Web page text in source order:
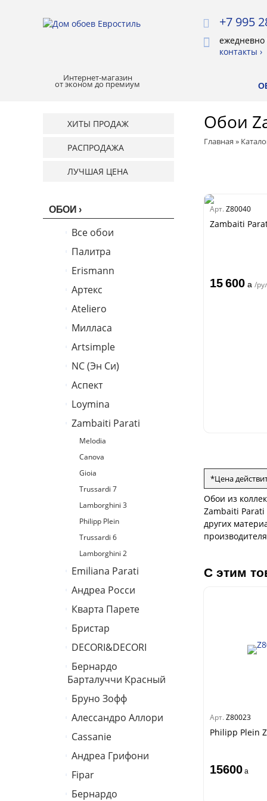
Интернет-магазин
от эконом до премиум
+7 995
контакты ›
ХИТЫ ПРОДАЖ
РАСПРОДАЖА
ЛУЧШАЯ ЦЕНА
ОБОИ
Все обои
Палитра
Палитра
Erismann
Erismann
Артекс
Артекс
Ateliero
Ateliero
Милласа
Ambient
Ambient Vol.2
Amsterdam
Classic Estate
Artsimple
Geometry
NC (Эн Си)
Колор
Аспект
Аспект
Loymina
Hygge 2
Zambaiti Parati
Melodia
Canova
Gioia
Trussardi 7
Lamborghini 3
Philipp Plein
Trussardi 6
Lamborghini 2
Emiliana Parati
G.F.Ferre 3
Valentin Yudashkin 5
Андреа Росси
Понза
Барбана
Галлинара
Нисида
Черади
Спектрум
Каволли
Кварта Парете
Коррадо
Джоконда
Бристар
Villa
Bella
DECORI&DECORI
Carrara 3
Бернардо
Барталуччи Красный
Габриэлла
CONSTANCE
Бриджида
Гемма
Бруно Зофф
Silver
Алессандро Аллори
Бриз
Четыре сезона
Cassanie
Limma
Aндреа Грифони
Рагионе
Fipar
Azzurra
Бернардо
Обои
Главная »
Арт. Z80040
Zambaiti
15 600 a /
*Цена
Обои из
Zambaiti Parati
других
С этим
Арт. Z80023
Philipp Plein
15600 a